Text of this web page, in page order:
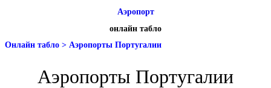
Аэропорт
онлайн табло
Онлайн табло > Аэропорты Португалии
Аэропорты Португалии